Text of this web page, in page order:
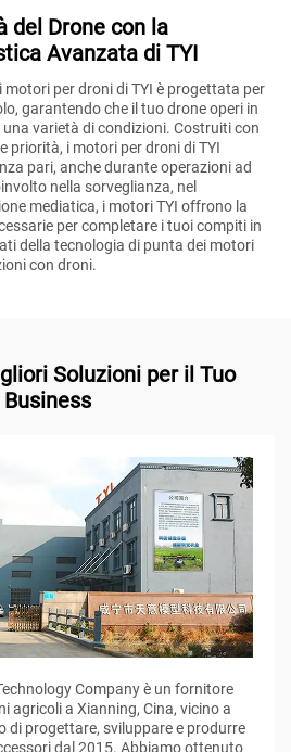
del Drone con la
Avanzata di TYI
per droni di TYI è progettata per
garantendo che il tuo drone operi in
varietà di condizioni. Costruiti con
priorità, i motori per droni di TYI
pari, anche durante operazioni ad
nella sorveglianza, nel
mediatica, i motori TYI offrono la
per completare i tuoi compiti in
della tecnologia di punta dei motori
con droni.
Soluzioni per il Tuo
Business
Company è un fornitore
agricoli a Xianning, Cina, vicino a
di progettare, sviluppare e produrre
dal 2015. Abbiamo ottenuto